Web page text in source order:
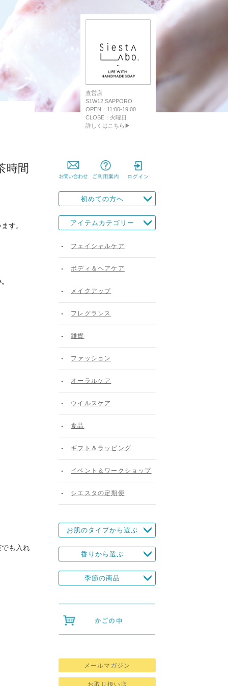
直営店
S1W12,SAPPORO
OPEN：11:00-19:00
CLOSE：火曜日
詳しくはこちら▶
時間
す。
も入れ
初めての方へ
アイテムカテゴリー
フェイシャルケア
ボディ＆ヘアケア
メイクアップ
フレグランス
雑貨
ファッション
オーラルケア
ウイルスケア
食品
ギフト＆ラッピング
イベント＆ワークショップ
シエスタの定期便
お肌のタイプから選ぶ
香りから選ぶ
季節の商品
メールマガジン
お取り扱い店